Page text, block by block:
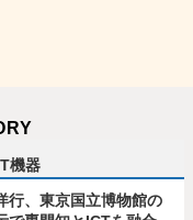
機器
行、東京国立博物館の